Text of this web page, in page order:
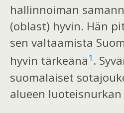
hallinnoiman sa
(oblast) hyvin. Hän
sen valtaamista
hyvin tärkeänä1 .
suomalaiset sota
alueen luote